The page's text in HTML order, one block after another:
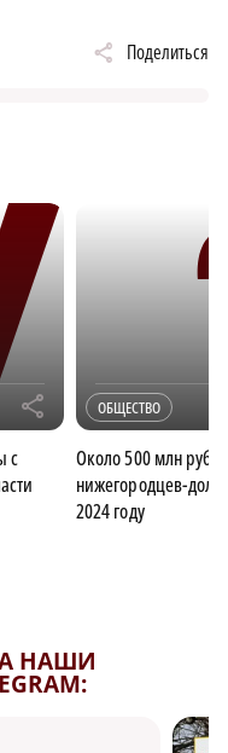
Поделиться
r
с
ОБЩЕСТВО
Около 500 млн
нижегородцев-
2024 году
НАШИ